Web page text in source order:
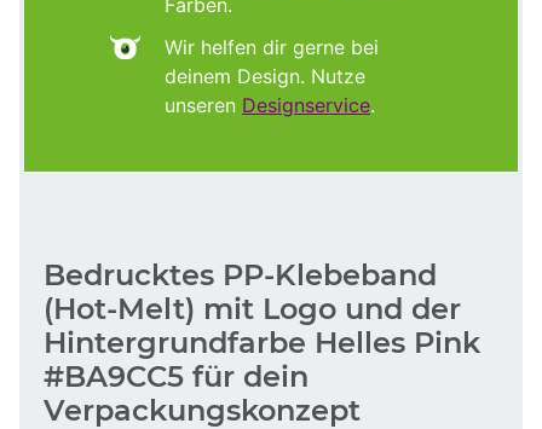
Wir helfen dir gerne bei
deinem Design. Nutze
unseren Designservice.
Bedrucktes PP-Klebeband
(Hot-Melt) mit Logo und der
Hintergrundfarbe Helles Pink
#BA9CC5 für dein
Verpackungskonzept